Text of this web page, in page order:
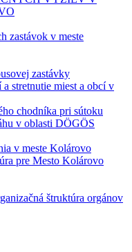
zastávok v meste
zastávky
stretnutie miest a obcí v
chodníka pri sútoku
v oblasti DÖGÖS
v meste Kolárovo
pre Mesto Kolárovo
štruktúra orgánov